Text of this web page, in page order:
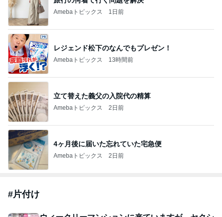
Amebaトピックス 1日前
レジェンド松下のなんでもプレゼン！
Amebaトピックス 13時間前
立て替えた義父の入院代の精算
Amebaトピックス 2日前
4ヶ月後に届いた忘れていた宅急便
Amebaトピックス 2日前
#片付け